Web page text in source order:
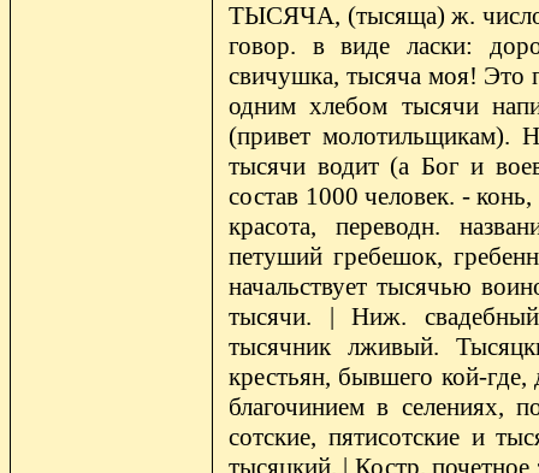
ТЫСЯЧА, (тысяща) ж. число
говор. в виде ласки:
свичушка, тысяча моя! Это
одним хлебом тысячи
(привет молотильщикам).
тысячи водит (а Бог и
состав 1000 человек. -
красота, переводн.
петуший гребешок,
начальствует тысячью
тысячи. | Ниж.
тысячник лживый.
крестьян, бывшего кой-где,
благочинием в селениях,
сотские, пятисотские и
тысяцкий. | Костр. почетное